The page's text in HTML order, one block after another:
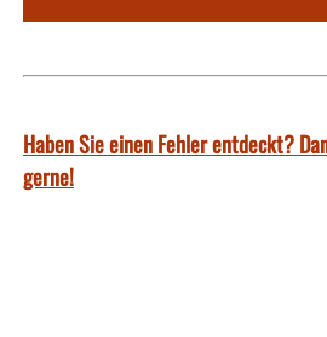
Haben Sie einen Fehler entdeckt?
gerne!